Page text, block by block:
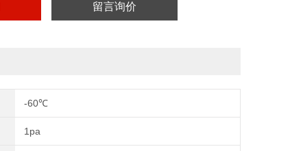
留言询价
-60℃
1pa